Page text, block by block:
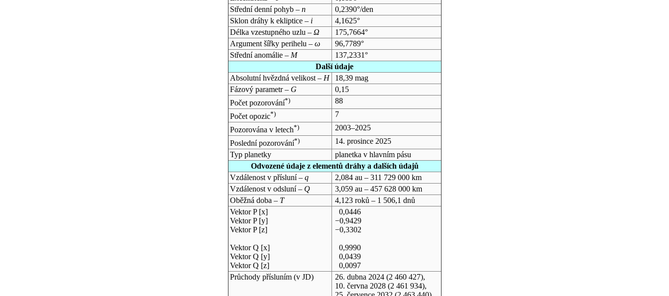
Střední denní pohyb – n
0,2390°/den
Sklon dráhy k ekliptice – i
4,1625°
Délka vzestupného uzlu – Ω
175,7664°
Argument šířky perihelu – ω
96,7789°
Střední anomálie – M
137,2331°
Další údaje
Absolutní hvězdná velikost – H
18,39 mag
Fázový parametr – G
0,15
Počet pozorování*)
88
Počet opozic*)
7
Pozorována v letech*)
2003–2025
Poslední pozorování*)
14. prosince 2025
Typ planetky
planetka v hlavním pásu
Odvozené údaje z elementů dráhy a dalších údajů
Vzdálenost v přísluní – q
2,084 au – 311 729 000 km
Vzdálenost v odsluní – Q
3,059 au – 457 628 000 km
Oběžná doba – T
4,123 roků – 1 506,1 dnů
Vektor P [x]
Vektor P [y]
Vektor P [z]
Vektor Q [x]
Vektor Q [y]
Vektor Q [z]
0,0446
−0,9429
−0,3302
0,9990
0,0439
0,0097
Průchody přísluním (v JD) 26. dubna 2024(2 460 427),
10. června 2028(2 461 934),